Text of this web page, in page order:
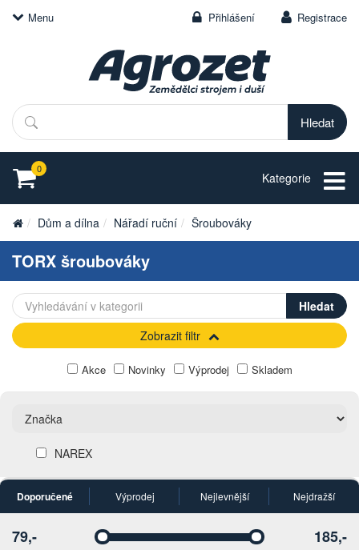
Menu Přihlášení Registrace
Hledat
0
Kategorie
Dům a dílna Nářadí ruční Šroubováky
TORX šroubováky
Zobrazit filtr
Akce Novinky Výprodej Skladem
NAREX
Doporučené Výprodej Nejlevnější Nejdražší
Vyberte Vyberte
79,- 185,-